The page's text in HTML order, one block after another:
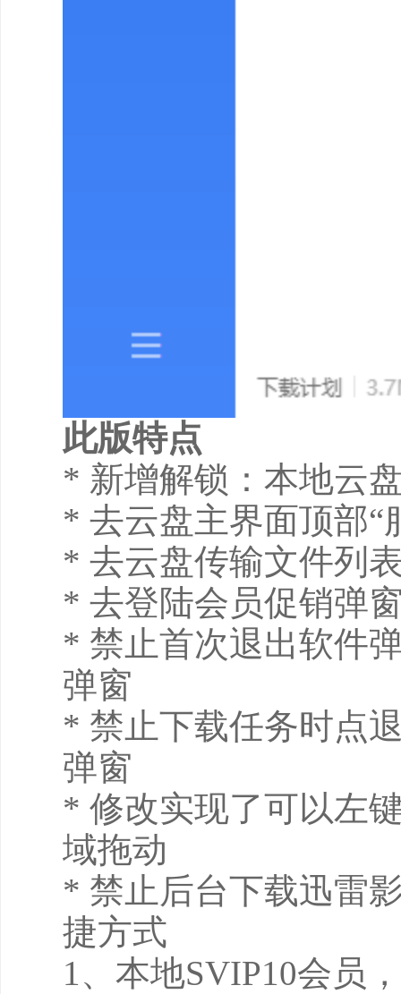
此版特点
* 新增解锁：本地云
* 去云盘主界面顶部“
* 去云盘传输文件列
* 去登陆会员促销弹
* 禁止首次退出软件
弹窗
* 禁止下载任务时点
弹窗
* 修改实现了可以左
域拖动
* 禁止后台下载迅雷
捷方式
1、本地SVIP10会员